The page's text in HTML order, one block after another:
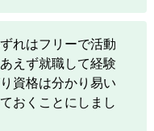
れはフリーで活動
えず就職して経験
資格は分かり易い
おくことにしまし